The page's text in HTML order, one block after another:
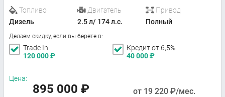
Топливо
Дизель
Двигатель
2.5 л/ 174 л.с.
Привод
Полный
Делаем скидку, если вы берете в:
Trade In
120 000₽
Кредит от 6,5%
40 000₽
Цена:
895 000 ₽ от 19 220 ₽/мес.